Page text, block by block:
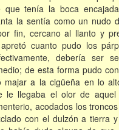
que tenía la boca
la sentía como un nudo
fin, cercano al llanto y
apretó cuanto pudo los
debería ser
de esta forma pudo
majar a la cigüeña en lo
le llegaba el olor de
acodados los
con el dulzón a tierra